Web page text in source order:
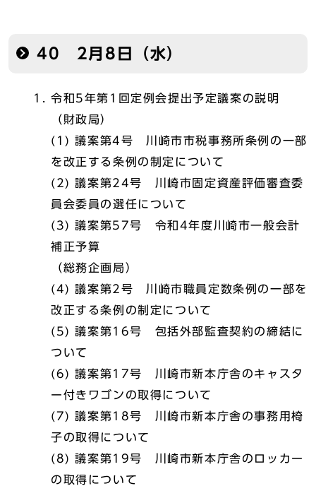
40 2月8日（水）
令和5年第1回定例会提出予定議案の説明
（財政局）
(1) 議案第4号 川崎市市税事務所条例の一部
を改正する条例の制定について
(2) 議案第24号 川崎市固定資産評価審査委
員会委員の選任について
(3) 議案第57号 令和4年度川崎市一般会計
補正予算
（総務企画局）
(4) 議案第2号 川崎市職員定数条例の一部を
改正する条例の制定について
(5) 議案第16号 包括外部監査契約の締結に
ついて
(6) 議案第17号 川崎市新本庁舎のキャスタ
ー付きワゴンの取得について
(7) 議案第18号 川崎市新本庁舎の事務用椅
子の取得について
(8) 議案第19号 川崎市新本庁舎のロッカー
の取得について